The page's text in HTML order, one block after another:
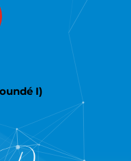
I)